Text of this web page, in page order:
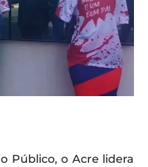
Público, o Acre lidera